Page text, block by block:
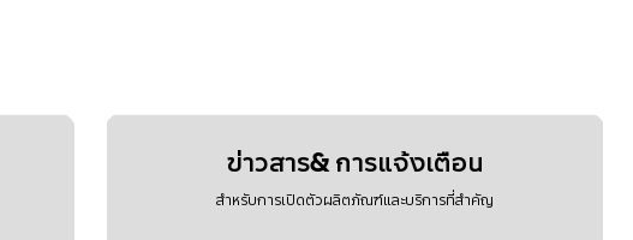
ข่าวสาร& การแจ้งเตือน
สำหรับการเปิดตัวผลิตภัณฑ์และบริการที่สำคัญ